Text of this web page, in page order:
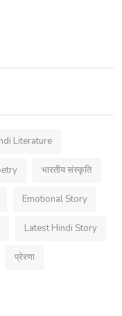
Literature
भारतीय संस्कृति
Emotional Story
Latest Hindi Story
प्रेरणा